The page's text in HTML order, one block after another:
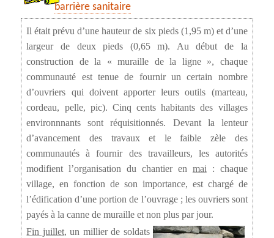
barrière sanitaire
Il était prévu d’une hauteur de six pieds (1,95 m) et d’une
largeur de deux pieds (0,65 m). Au début de la
construction de la « muraille de la ligne », chaque
communauté est tenue de fournir un certain nombre
d’ouvriers qui doivent apporter leurs outils (marteau,
cordeau, pelle, pic). Cinq cents habitants des villages
environnnants sont réquisitionnés. Devant la lenteur
d’avancement des travaux et le faible zèle des
communautés à fournir des travailleurs, les autorités
modifient l’organisation du chantier en mai: chaque
village, en fonction de son importance, est chargé de
l’édification d’une portion de l’ouvrage ; les ouvriers sont
payés à la canne de muraille et non plus par jour.
Fin juillet, un millier de soldats